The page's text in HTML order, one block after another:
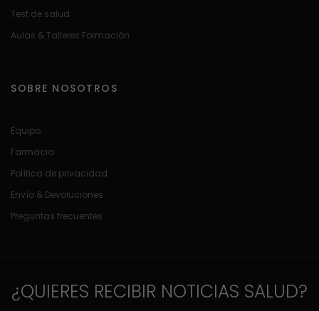
Test de salud
Aulas & Talleres Formación
SOBRE NOSOTROS
Equipo
Farmacia
Política de privacidad
Envío & Devoluciones
Preguntas frecuentes
¿QUIERES RECIBIR NOTICIAS SALUD?